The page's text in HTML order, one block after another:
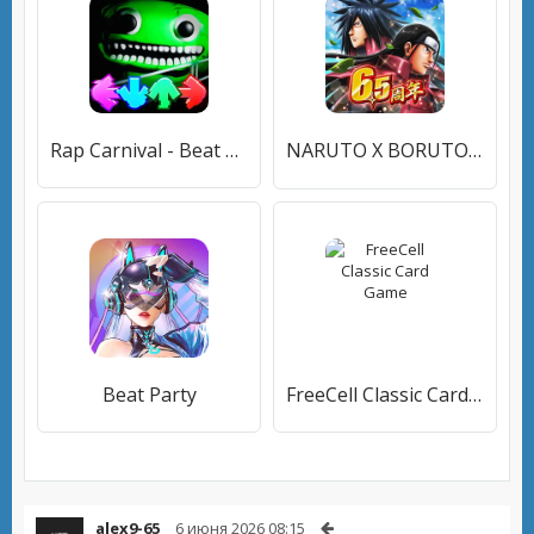
Rap Carnival - Beat Battle NARUTO X BORUTO 忍者BORUTAGE
Beat Party FreeCell Classic Card Game
alex9-65 6 июня 2026 08:15